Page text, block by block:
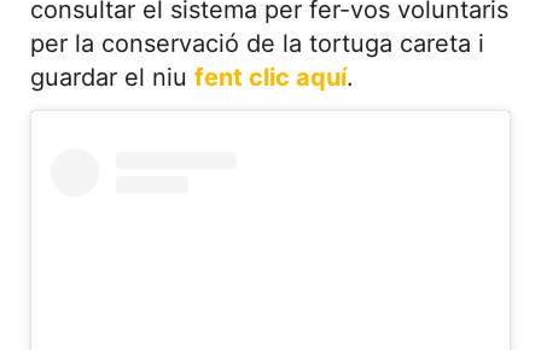
consultar el sistema per fer-vos voluntaris
per la conservació de la tortuga careta i
guardar el niu fent clic aquí.